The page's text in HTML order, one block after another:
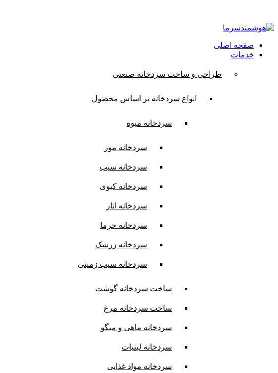
صفحه اصلی
خدمات
طراحی و ساخت سردخانه صنعتی
انواع سردخانه بر اساس محصول
سردخانه میوه
سردخانه موز
سردخانه سیب
سردخانه کیوی
سردخانه انار
سردخانه خرما
سردخانه زرشک
سردخانه سیب زمینی
ساخت سردخانه گوشت
ساخت سردخانه مرغ
سردخانه ماهی و میگو
سردخانه لبنیات
سردخانه مواد غذایی